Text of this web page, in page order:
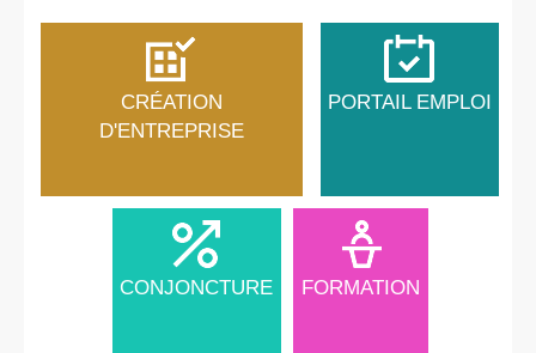
CRÉATION
D'ENTREPRISE
PORTAIL EMPLOI
CONJONCTURE FORMATION